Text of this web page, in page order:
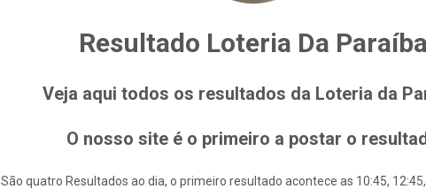
Resultado Loteria Da Paraíba
Veja aqui todos os resultados da Loteria da
O nosso site é o primeiro a postar o
São quatro Resultados ao dia, o primeiro resultado acontece as 10:45, 12:45,